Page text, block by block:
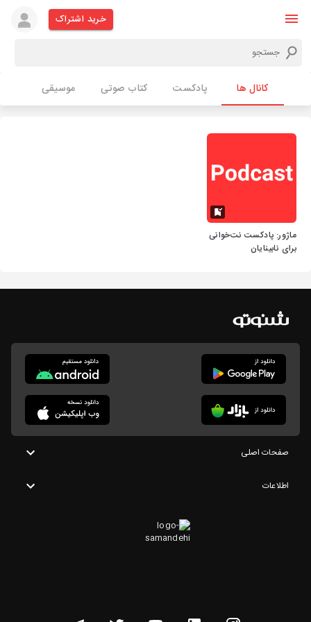
خرید اشتراک
کانال ها پادکست کتاب صوتی موسیقی
ماژور: پادکست نت‌خوانی
برای نابینایان
صفحات اصلی
اطلاعات